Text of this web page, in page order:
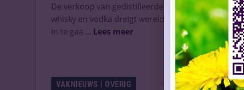
De verkoop van gedistilleerde dranken zoals
whisky en vodka dreigt wereldwijd die van wijn
in te gaa ... Lees meer
VAKNIEUWS | OVERIG